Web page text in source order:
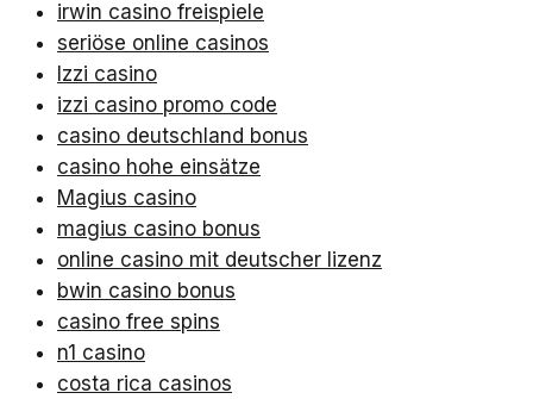
irwin casino freispiele
seriöse online casinos
Izzi casino
izzi casino promo code
casino deutschland bonus
casino hohe einsätze
Magius casino
magius casino bonus
online casino mit deutscher lizenz
bwin casino bonus
casino free spins
n1 casino
costa rica casinos